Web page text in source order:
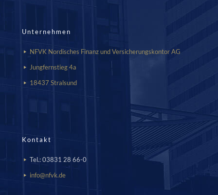
Unternehmen
NFVK Nordisches Finanz und Versicherungskontor AG
Jungfernstieg 4a
18437 Stralsund
Kontakt
Tel.: 03831 28 66-0
info@nfvk.de